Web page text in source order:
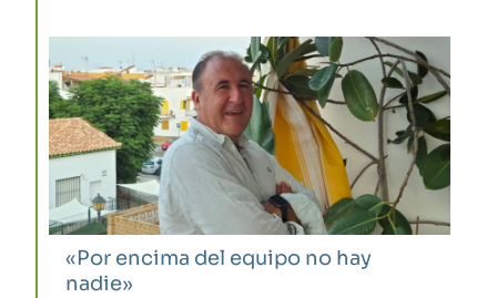
«Por encima del equipo no hay
nadie»